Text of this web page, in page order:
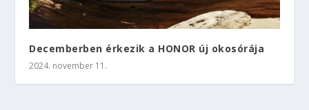
Decemberben érkezik a HONOR új okosórája
2024. november 11.